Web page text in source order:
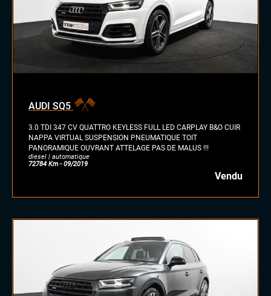
AUDI SQ5
3.0 TDI 347 CV QUATTRO KEYLESS FULL LED CARPLAY B&O CUIR
NAPPA VIRTUAL SUSPENSION PNEUMATIQUE TOIT
PANORAMIQUE OUVRANT ATTELAGE PAS DE MALUS !!!
diesel | automatique
72784 Km - 09/2019
Vendu